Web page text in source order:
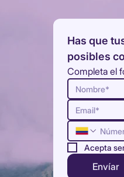
Has que
posibles
Completa el
Acepta
Envíar